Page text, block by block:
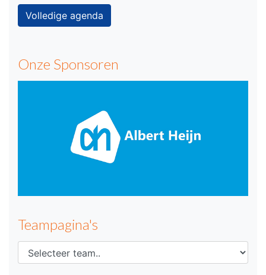
Volledige agenda
Onze Sponsoren
Teampagina's